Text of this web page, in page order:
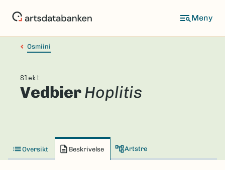
Osmiini
Slekt
VedbierHoplitis
Oversikt Beskrivelse Artstre